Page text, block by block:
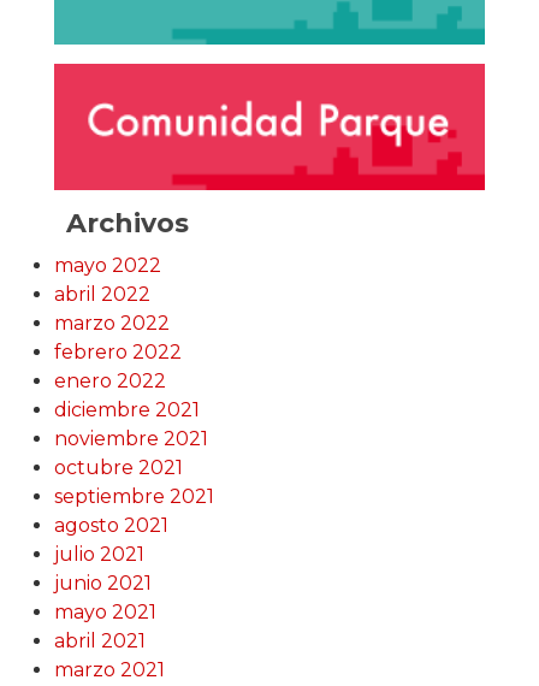
Archivos
mayo 2022
abril 2022
marzo 2022
febrero 2022
enero 2022
diciembre 2021
noviembre 2021
octubre 2021
septiembre 2021
agosto 2021
julio 2021
junio 2021
mayo 2021
abril 2021
marzo 2021